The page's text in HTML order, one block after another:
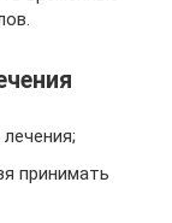
принимать